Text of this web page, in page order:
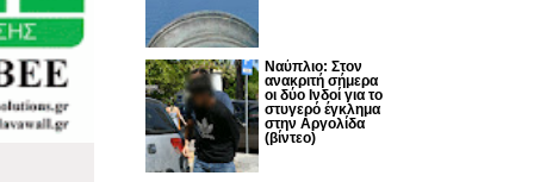
Nαύπλιο: Στον
ανακριτή σήμερα
οι δύο Ινδοί για το
στυγερό έγκλημα
στην Αργολίδα
(βίντεο)